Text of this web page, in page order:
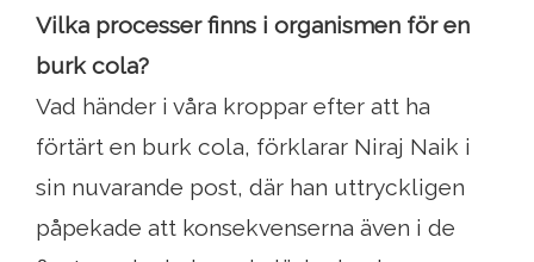
Vilka processer finns i organismen för en
burk cola?
Vad händer i våra kroppar efter att ha
förtärt en burk cola, förklarar Niraj Naik i
sin nuvarande post, där han uttryckligen
påpekade att konsekvenserna även i de